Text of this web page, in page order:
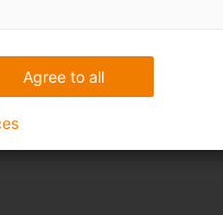
Agree to all